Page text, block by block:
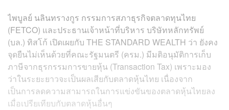
ไพบูลย์ นลินทรางกูร กรรมการสภาธุรกิจตลาดทุนไทย
(FETCO) และประธานเจ้าหน้าที่บริหาร บริษัทหลักทรัพย์
(บล.) ทิสโก้ เปิดเผยกับ THE STANDARD WEALTH ว่า ยังคง
จุดยืนไม่เห็นด้วยที่คณะรัฐมนตรี (ครม.) มีมติอนุมัติการเก็บ
ภาษีจากธุรกรรมการขายหุ้น (Transaction Tax) เพราะมอง
ว่าในระยะยาวจะเป็นผลเสียกับตลาดหุ้นไทย เนื่องจาก
เป็นการลดความสามารถในการแข่งขันของตลาดหุ้นไทยลง
เมื่อเปรียเทียบกับตลาดหุ้นอื่นๆ